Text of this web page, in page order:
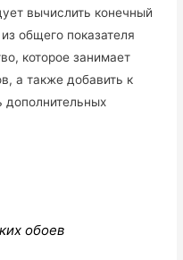
вычислить конечный
общего показателя
которое занимает
а также добавить к
обоев